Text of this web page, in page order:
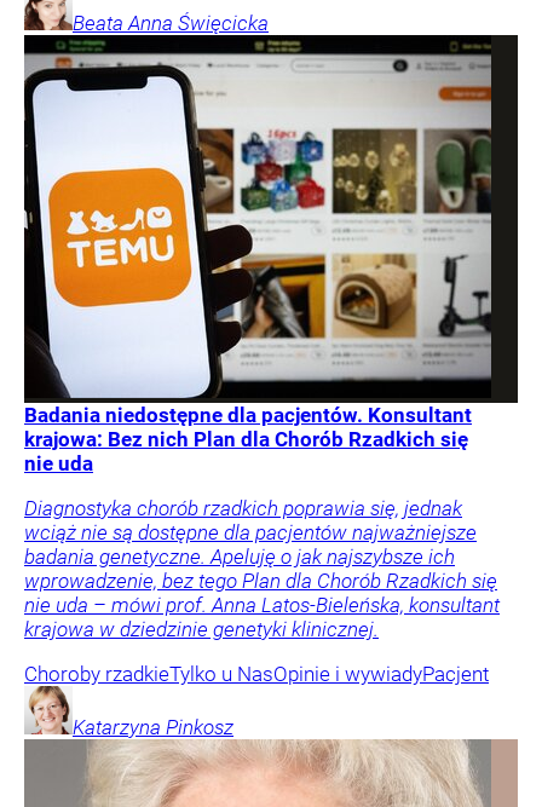
Beata Anna Święcicka
Badania niedostępne dla pacjentów. Konsultant
krajowa: Bez nich Plan dla Chorób Rzadkich się
nie uda
Diagnostyka chorób rzadkich poprawia się, jednak
wciąż nie są dostępne dla pacjentów najważniejsze
badania genetyczne. Apeluję o jak najszybsze ich
wprowadzenie, bez tego Plan dla Chorób Rzadkich się
nie uda – mówi prof. Anna Latos-Bieleńska, konsultant
krajowa w dziedzinie genetyki klinicznej.
Choroby rzadkieTylko u NasOpinie i wywiadyPacjent
Katarzyna Pinkosz